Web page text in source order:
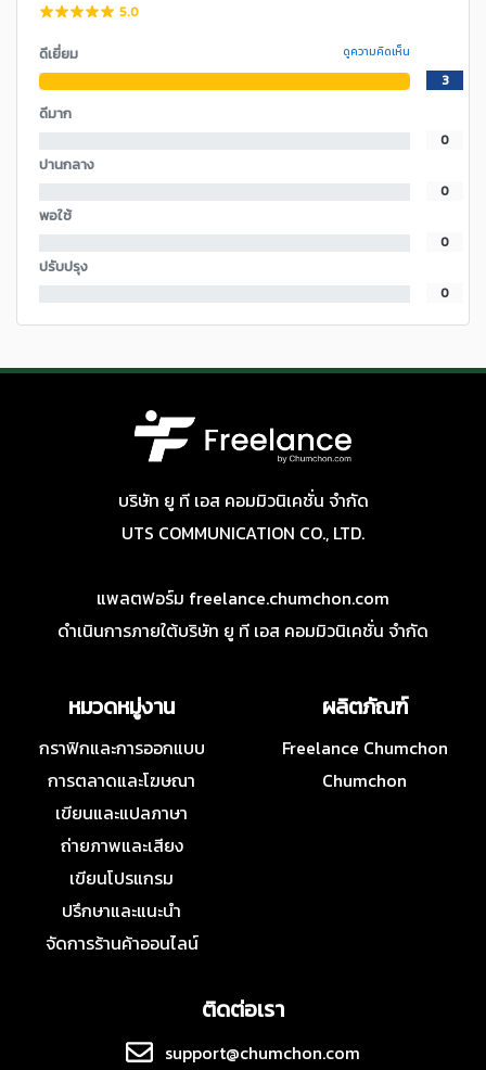
5.0
ดีเยี่ยม ดูความคิดเห็น
3
ดีมาก
0
ปานกลาง
0
พอใช้
0
ปรับปรุง
0
บริษัท ยู ที เอส คอมมิวนิเคชั่น จำกัด
UTS COMMUNICATION CO., LTD.
แพลตฟอร์ม freelance.chumchon.com
ดำเนินการภายใต้บริษัท ยู ที เอส คอมมิวนิเคชั่น จำกัด
หมวดหมู่งาน
กราฟิกและการออกแบบ
การตลาดและโฆษณา
เขียนและแปลภาษา
ถ่ายภาพและเสียง
เขียนโปรแกรม
ปรึกษาและแนะนำ
จัดการร้านค้าออนไลน์
ผลิตภัณฑ์
Freelance Chumchon
Chumchon
ติดต่อเรา
support@chumchon.com